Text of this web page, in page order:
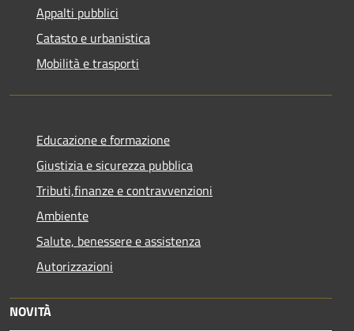
Appalti pubblici
Catasto e urbanistica
Mobilità e trasporti
Educazione e formazione
Giustizia e sicurezza pubblica
Tributi,finanze e contravvenzioni
Ambiente
Salute, benessere e assistenza
Autorizzazioni
NOVITÀ